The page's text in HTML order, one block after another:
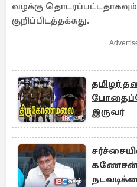
வழக்கு
குறிப்பிடத்தக்கது.
தமிழர்
இருவர்
கணேசன்.!